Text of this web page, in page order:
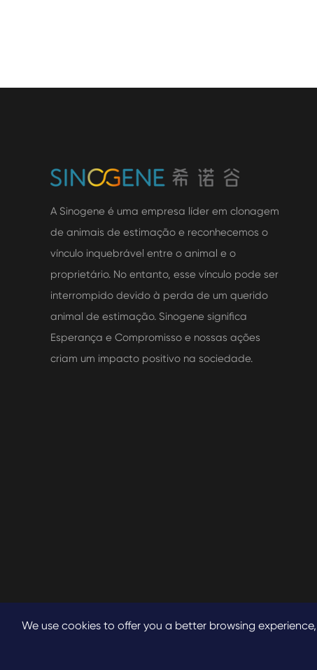
A Sinogene é uma empresa líder em clonagem
de animais de estimação e reconhecemos o
vínculo inquebrável entre o animal e o
proprietário. No entanto, esse vínculo pode ser
interrompido devido à perda de um querido
animal de estimação. Sinogene significa
Esperança e Compromisso e nossas ações
criam um impacto positivo na sociedade.
We use cookies to offer you a better browsing